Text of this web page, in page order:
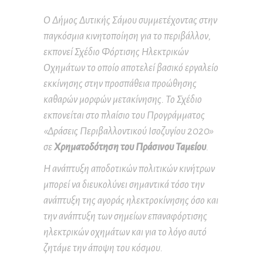
Ο Δήμος Δυτικής Σάμου συμμετέχοντας στην
παγκόσμια κινητοποίηση για το περιβάλλον,
εκπονεί Σχέδιο Φόρτισης Ηλεκτρικών
Οχημάτων το οποίο αποτελεί βασικό εργαλείο
εκκίνησης στην προσπάθεια προώθησης
καθαρών μορφών μετακίνησης. Το Σχέδιο
εκπονείται στο πλαίσιο του Προγράμματος
«Δράσεις Περιβαλλοντικού Ισοζυγίου 2020»
σεΧρηματοδότηση του Πράσινου Ταμείου.
Η ανάπτυξη αποδοτικών πολιτικών κινήτρων
μπορεί να διευκολύνει σημαντικά τόσο την
ανάπτυξη της αγοράς ηλεκτροκίνησης όσο και
την ανάπτυξη των σημείων επαναφόρτισης
ηλεκτρικών οχημάτων και για το λόγο αυτό
ζητάμε την άποψη του κόσμου.